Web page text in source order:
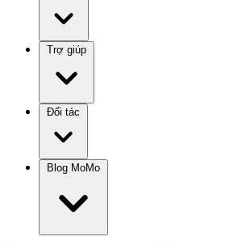
Trợ giúp
Đối tác
Blog MoMo